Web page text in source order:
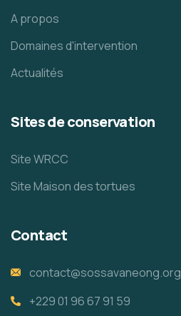
A propos
Domaines d'intervention
Actualités
Sites de conservation
Site WRCC
Site Maison des tortues
Contact
contact@sossavaneong.org
+229 01 96 67 91 59